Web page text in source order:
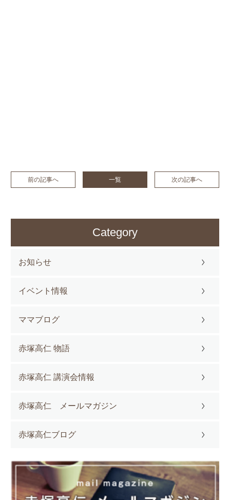
前の記事へ 一覧 次の記事へ
Category
お知らせ
イベント情報
ママブログ
赤塚高仁 物語
赤塚高仁 講演会情報
赤塚高仁 メールマガジン
赤塚高仁ブログ